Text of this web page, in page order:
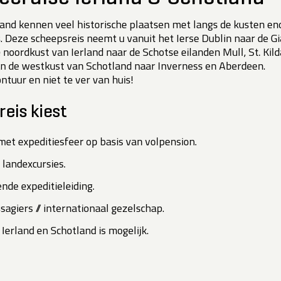
kennen veel historische plaatsen met langs de kusten
Deze scheepsreis neemt u vanuit het Ierse Dublin naar de
noordkust van Ierland naar de Schotse eilanden Mull, St.
de westkust van Schotland naar Inverness en Aberdeen.
en niet te ver van huis!
kiest
expeditiesfeer op basis van volpension.
expeditieleiding.
// internationaal gezelschap.
en Schotland is mogelijk.